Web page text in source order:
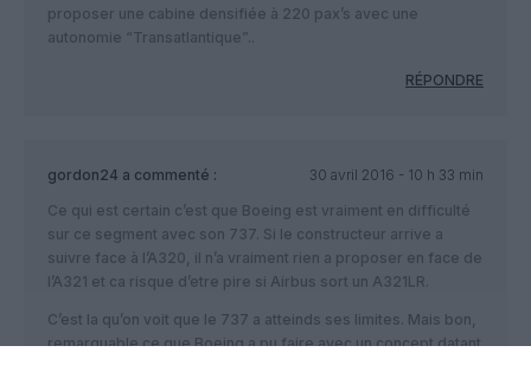
proposer une cabine densifiée à 220 pax’s avec une
autonomie “Transatlantique”..
RÉPONDRE
gordon24 a commenté :
30 avril 2016 - 10 h 33 min
Ce qui est certain c’est que Boeing est vraiment en difficulté
sur ce segment avec son 737. Si le constructeur arrive a
suivre face à l’A320, il n’a vraiment rien a proposer en face de
l’A321 et ca risque d’etre pire si Airbus sort un A321LR.
C’est la qu’on voit que le 737 a atteinds ses limites. Mais bon,
remarquable ce que Boeing a pu faire avec un concept datant